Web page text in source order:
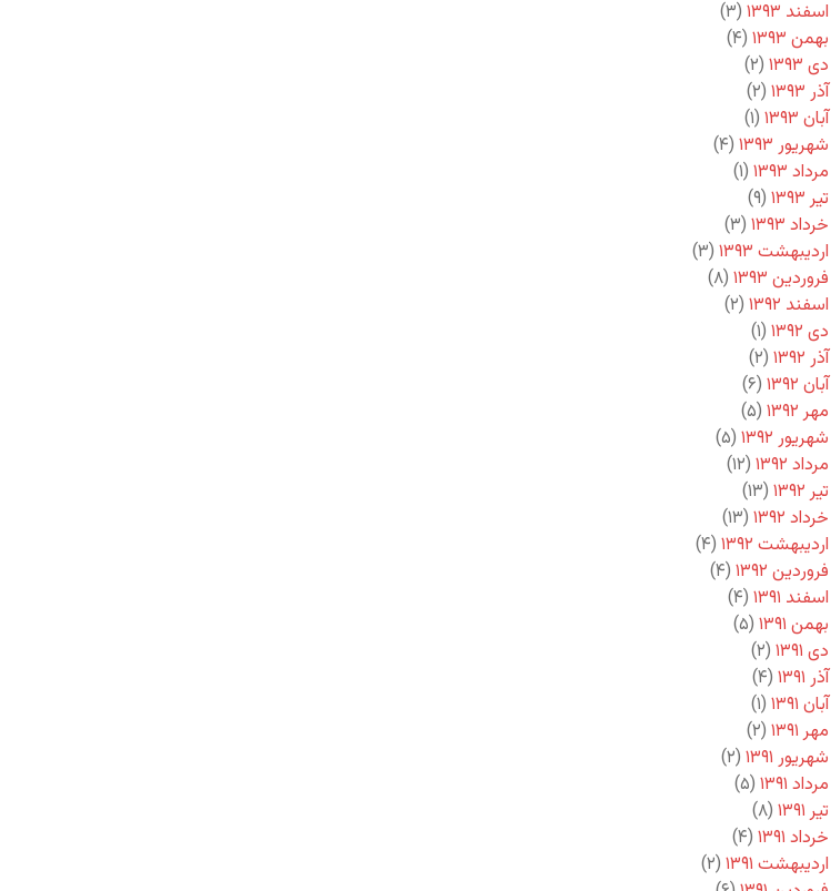
اسفند ۱۳۹۳
(۳)
بهمن ۱۳۹۳
(۴)
دی ۱۳۹۳
(۲)
آذر ۱۳۹۳
(۲)
آبان ۱۳۹۳
(۱)
شهریور ۱۳۹۳
(۴)
مرداد ۱۳۹۳
(۱)
تیر ۱۳۹۳
(۹)
خرداد ۱۳۹۳
(۳)
اردیبهشت ۱۳۹۳
(۳)
فروردین ۱۳۹۳
(۸)
اسفند ۱۳۹۲
(۲)
دی ۱۳۹۲
(۱)
آذر ۱۳۹۲
(۲)
آبان ۱۳۹۲
(۶)
مهر ۱۳۹۲
(۵)
شهریور ۱۳۹۲
(۵)
مرداد ۱۳۹۲
(۱۲)
تیر ۱۳۹۲
(۱۳)
خرداد ۱۳۹۲
(۱۳)
اردیبهشت ۱۳۹۲
(۴)
فروردین ۱۳۹۲
(۴)
اسفند ۱۳۹۱
(۴)
بهمن ۱۳۹۱
(۵)
دی ۱۳۹۱
(۲)
آذر ۱۳۹۱
(۴)
آبان ۱۳۹۱
(۱)
مهر ۱۳۹۱
(۲)
شهریور ۱۳۹۱
(۲)
مرداد ۱۳۹۱
(۵)
تیر ۱۳۹۱
(۸)
خرداد ۱۳۹۱
(۴)
اردیبهشت ۱۳۹۱
(۲)